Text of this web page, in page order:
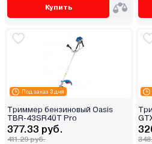
Купить
Под заказ 3 дня
Триммер бензиновый Oasis
TBR-43SR40T Pro
377.33 руб.
411.29 руб.